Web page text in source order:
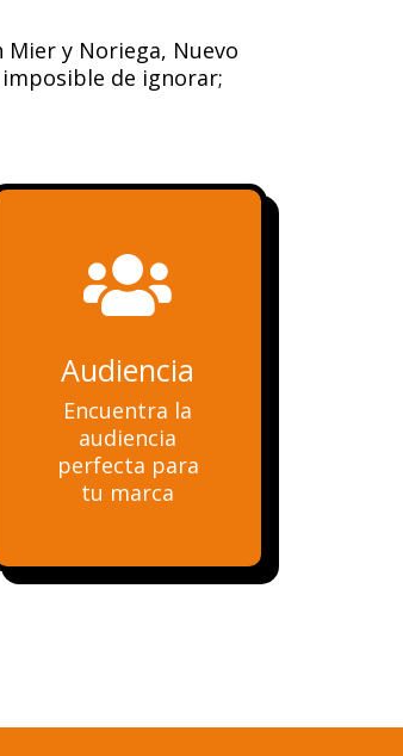
y Noriega, Nuevo
de ignorar;

Audiencia
Encuentra la
audiencia
perfecta para
tu marca